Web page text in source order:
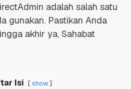
adalah salah satu
gunakan. Pastikan Anda
akhir ya, Sahabat
Isi show